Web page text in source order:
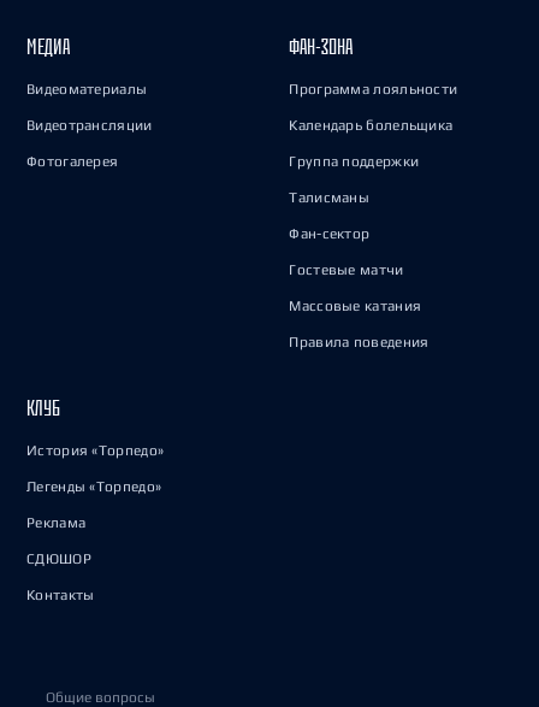
МЕДИА
Видеоматериалы
Видеотрансляции
Фотогалерея
ФАН-ЗОНА
Программа лояльности
Календарь болельщика
Группа поддержки
Талисманы
Фан-сектор
Гостевые матчи
Массовые катания
Правила поведения
КЛУБ
История «Торпедо»
Легенды «Торпедо»
Реклама
СДЮШОР
Контакты
Общие вопросы